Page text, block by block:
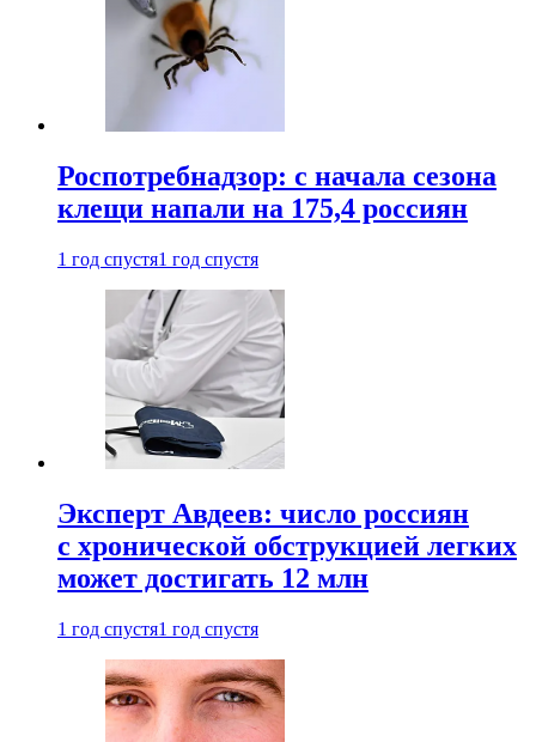
Роспотребнадзор: с начала сезона
клещи напали на 175,4 россиян
1 год спустя1 год спустя
Эксперт Авдеев: число россиян
с хронической обструкцией легких
может достигать 12 млн
1 год спустя1 год спустя